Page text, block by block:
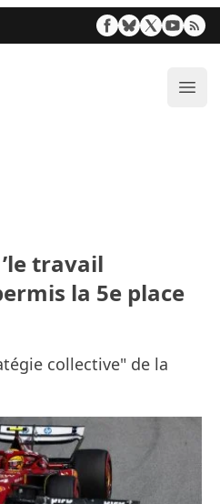
travail
la 5e place
collective" de la